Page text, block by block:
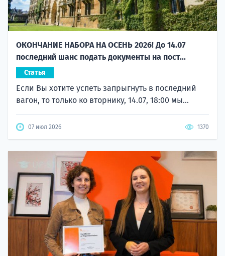
ОКОНЧАНИЕ НАБОРА НА ОСЕНЬ 2026! До 14.07
последний шанс подать документы на пост...
Статья
Если Вы хотите успеть запрыгнуть в последний
вагон, то только ко вторнику, 14.07, 18:00 мы...
07 июл 2026 1370